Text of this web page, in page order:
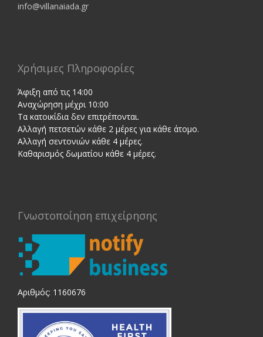
info@villanaiada.gr
Χρήσιμες Πληροφορίες
Άφιξη από τις 14:00
Αναχώρηση μέχρι 10:00
Τα κατοικίδια δεν επιτρέπονται.
Αλλαγή πετσετών κάθε 2 μέρες για κάθε άτομο.
Αλλαγή σεντονιών κάθε 4 μέρες.
Καθαρισμός δωματίου κάθε 4 μέρες.
Γνωστοποίηση επιχείρησης
Αριθμός: 1160676